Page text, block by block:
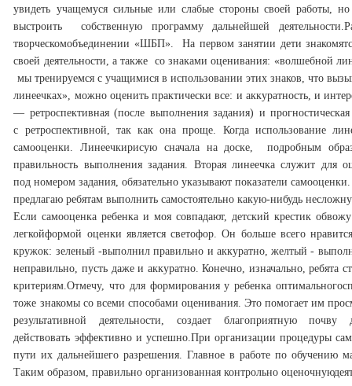
увидеть учащемуся сильные или слабые стороны своей работы,
выстроить собственную программу дальнейшей деятельности.
творческомобъединении «ШБП». На первом занятии дети
своей деятельности, а также со знаками оценивания: «волшебной
мы тренируемся с учащимися в использовании этих знаков, что
линеечках», можно оценить практически все: и аккуратность, и
— ретроспективная (после выполнения задания) и
с ретроспективной, так как она проще. Когда использование
самооценки.Линеечкирисую сначала на доске, подробным
правильность выполнения задания. Вторая линеечка служит для
под номером задания, обязательно указывают показатели
предлагаю ребятам выполнить самостоятельно какую-нибудь
Если самооценка ребенка и моя совпадают, детский крестик
легкойформой оценки является светофор. Он больше всего
кружок: зеленый -выполнил правильно и аккуратно, желтый -
неправильно, пусть даже и аккуратно. Конечно, изначально, ребята
критериям.Отмечу, что для формирования у ребенка
тоже знакомы со всеми способами оценивания. Это помогает им
результативной деятельности, создает благоприятную
действовать эффективно и успешно.При организации процедуры
пути их дальнейшего разрешения. Главное в работе по обучению
Таким образом, правильно организованная контрольно